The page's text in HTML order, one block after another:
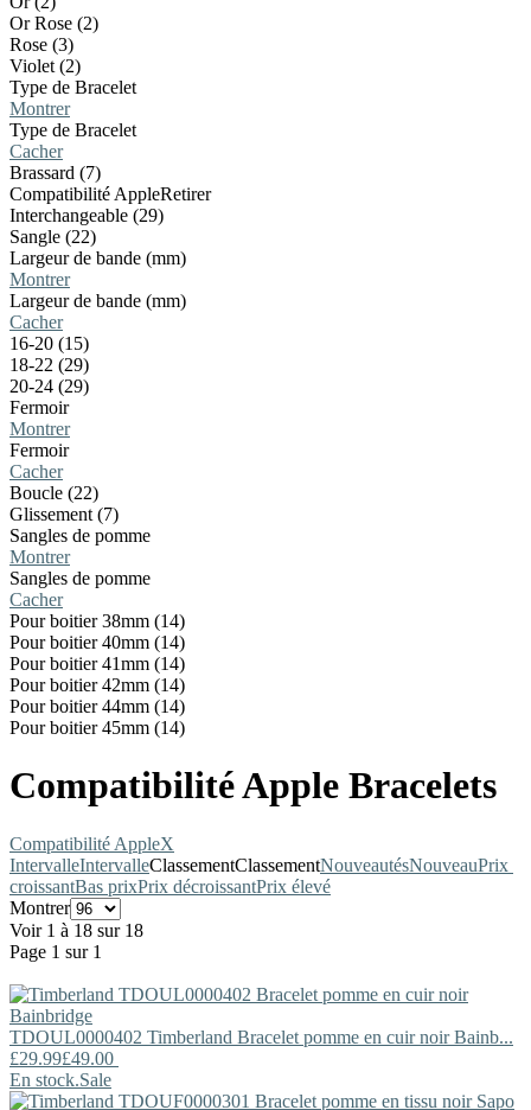
Or Rose (2)
Rose (3)
Violet (2)
Type de Bracelet
Montrer
Type de Bracelet
Cacher
Brassard (7)
Compatibilité AppleRetirer
Interchangeable (29)
Sangle (22)
Largeur de bande (mm)
Montrer
Largeur de bande (mm)
Cacher
16-20 (15)
18-22 (29)
20-24 (29)
Fermoir
Montrer
Fermoir
Cacher
Boucle (22)
Glissement (7)
Sangles de pomme
Montrer
Sangles de pomme
Cacher
Pour boitier 38mm (14)
Pour boitier 40mm (14)
Pour boitier 41mm (14)
Pour boitier 42mm (14)
Pour boitier 44mm (14)
Pour boitier 45mm (14)
Compatibilité Apple Bracelets
Compatibilité AppleX
IntervalleIntervalleClassementClassementNouveautésNouveauPrix ​​
croissantBas prixPrix décroissantPrix élevé
Montrer
Voir 1 à 18 sur 18
Page 1 sur 1
TDOUL0000402 Timberland Bracelet pomme en cuir noir Bainb...
£29.99£49.00
En stock.Sale